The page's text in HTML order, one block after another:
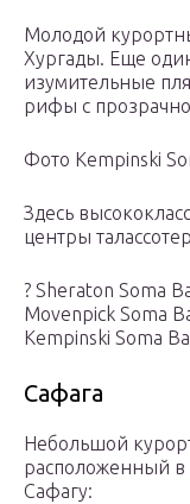
Молодой
Хургады. Еще
изумительные
рифы с
Фото Kempinski
Здесь
центры
? Sheraton Soma
Movenpick Soma
Kempinski Soma
Сафага
Небольшой
расположенный в
Сафагу: